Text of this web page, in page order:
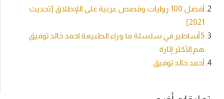
أفضل 100 روايات وقصص عربية على اللإطلاق [تحديث
2021]
5 أساطير في سلسلة ما وراء الطبيعة احمد خالد توفيق
هم الأكثر إثارة
أحمد خالد توفيق